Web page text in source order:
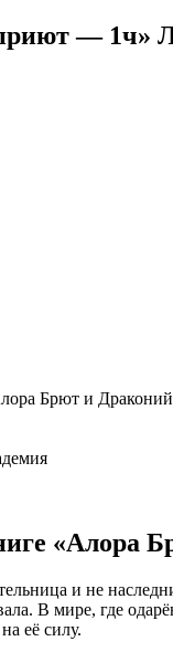
— 1ч»
Брют и
и не
В мире, где
её силу.